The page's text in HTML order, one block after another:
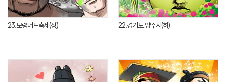
23.보령머드축제(상) 22.경기도 양주시(하)